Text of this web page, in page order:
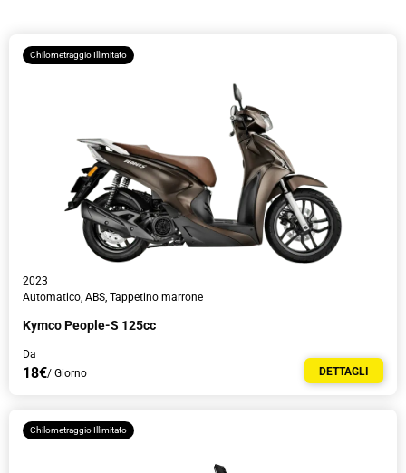
Informazioni sul Conducente
Chilometraggio Illimitato
2023
Automatico, ABS, Tappetino marrone
Kymco People-S 125cc
Da
18€/ Giorno DETTAGLI
Chilometraggio Illimitato